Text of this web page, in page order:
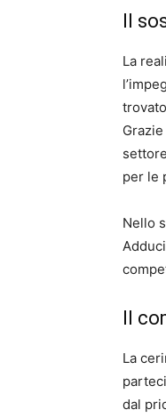
Il
La
per le
Nello
Il
La
dal